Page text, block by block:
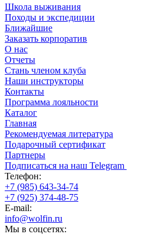
Школа выживания
Походы и экспедиции
Ближайшие
Заказать корпоратив
О нас
Отчеты
Стань членом клуба
Наши инструкторы
Контакты
Программа лояльности
Каталог
Главная
Рекомендуемая литература
Подарочный сертификат
Партнеры
Подписаться на наш Telegram
Телефон:
+7 (985) 643-34-74
+7 (925) 374-48-75
E-mail:
info@wolfin.ru
Мы в соцсетях: